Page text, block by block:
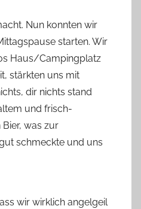
Nun konnten wir
starten. Wir
Haus/Campingplatz
stärkten uns mit
dir nichts stand
und frisch-
was zur
schmeckte und uns
wir wirklich angelgeil